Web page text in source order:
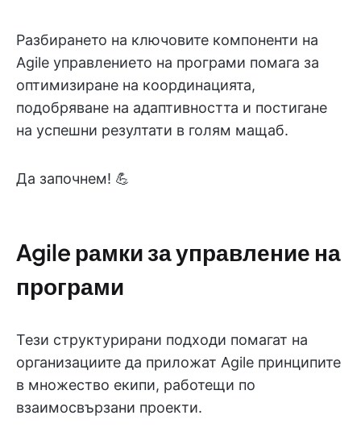
Разбирането на ключовите компоненти на
Agile управлението на програми помага за
оптимизиране на координацията,
подобряване на адаптивността и постигане
на успешни резултати в голям мащаб.
Да започнем! 💪
Agile рамки за управление на
програми
Тези структурирани подходи помагат на
организациите да приложат Agile принципите
в множество екипи, работещи по
взаимосвързани проекти.